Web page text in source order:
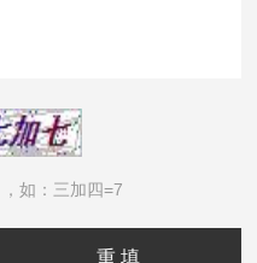
如：三加四=7